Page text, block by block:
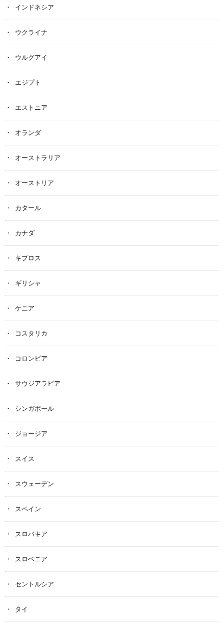
インドネシア
ウクライナ
ウルグアイ
エジプト
エストニア
オランダ
オーストラリア
オーストリア
カタール
カナダ
キプロス
ギリシャ
ケニア
コスタリカ
コロンビア
サウジアラビア
シンガポール
ジョージア
スイス
スウェーデン
スペイン
スロバキア
スロベニア
セントルシア
タイ